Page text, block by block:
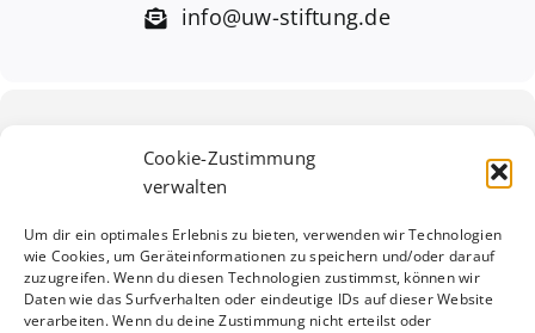
Cookie-Zustimmung
verwalten
Um dir ein optimales Erlebnis zu bieten, verwenden wir Technologien
wie Cookies, um Geräteinformationen zu speichern und/oder darauf
zuzugreifen. Wenn du diesen Technologien zustimmst, können wir
Daten wie das Surfverhalten oder eindeutige IDs auf dieser Website
verarbeiten. Wenn du deine Zustimmung nicht erteilst oder
Toggle
info@uw-stiftung.de
Impressum · Datenschutzerklärung
Cookierichtlinien (EU)